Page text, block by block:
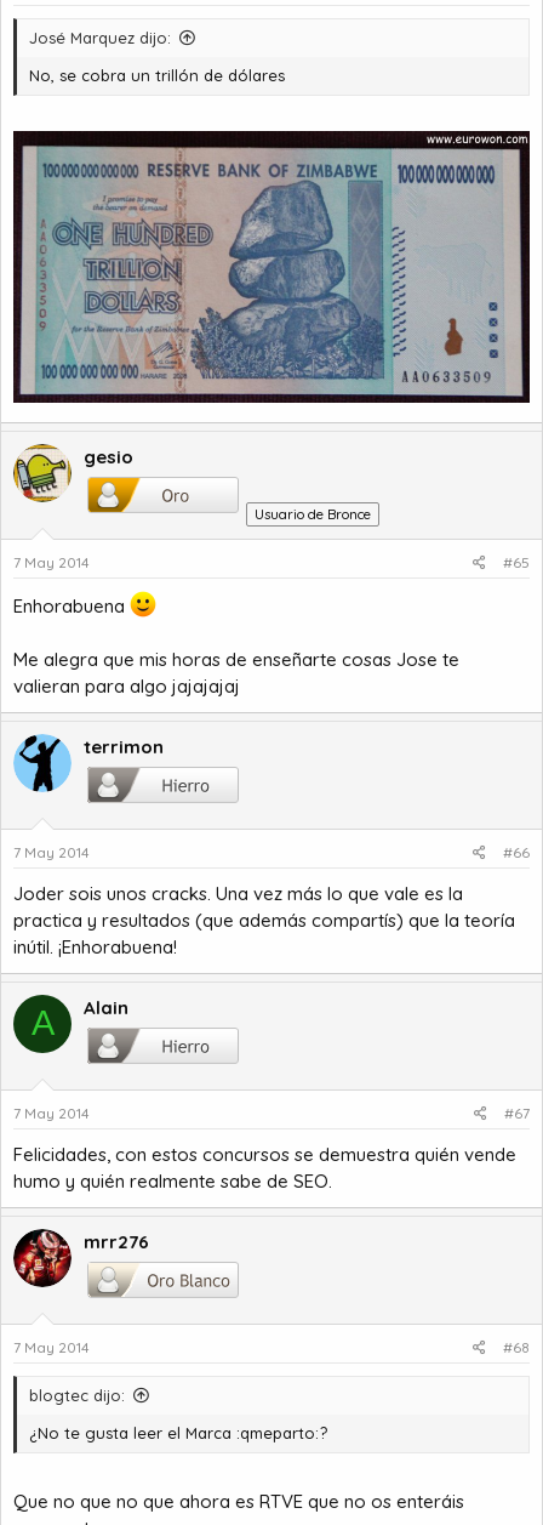
José Marquez dijo:
No, se cobra un trillón de dólares
gesio
Usuario de Bronce
7 May 2014 #65
Enhorabuena
Me alegra que mis horas de enseñarte cosas Jose te
valieran para algo jajajajaj
terrimon
7 May 2014 #66
Joder sois unos cracks. Una vez más lo que vale es la
practica y resultados (que además compartís) que la teoría
inútil. ¡Enhorabuena!
A Alain
7 May 2014 #67
Felicidades, con estos concursos se demuestra quién vende
humo y quién realmente sabe de SEO.
mrr276
7 May 2014 #68
blogtec dijo:
¿No te gusta leer el Marca :qmeparto:?
Que no que no que ahora es RTVE que no os enteráis